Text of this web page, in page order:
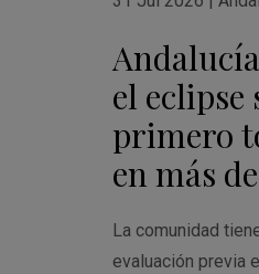
el eclipse
primero
en más
La comunidad
evaluación previa